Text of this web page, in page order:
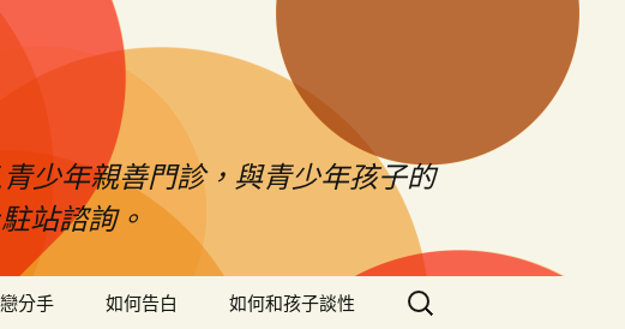
少年親善門診，與青少年孩子的
站諮詢。
分手 如何告白 如何和孩子談性
搜
尋